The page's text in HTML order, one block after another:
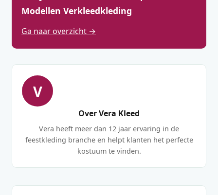
Modellen Verkleedkleding
Ga naar overzicht →
V
Over Vera Kleed
Vera heeft meer dan 12 jaar ervaring in de
feestkleding branche en helpt klanten het perfecte
kostuum te vinden.